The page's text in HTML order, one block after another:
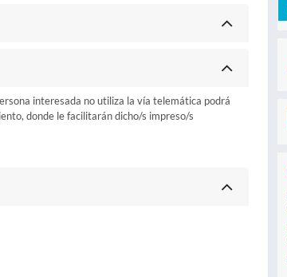
interesada no utiliza la vía telemática podrá
donde le facilitarán dicho/s impreso/s